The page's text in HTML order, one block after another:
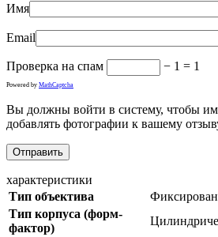
Имя
Email
Проверка на спам − 1 = 1
Powered by MathCaptcha
Вы должны войти в систему, чтобы
добавлять фотографии к вашему
характеристики
Тип объектива
Тип корпуса (форм-
фактор)